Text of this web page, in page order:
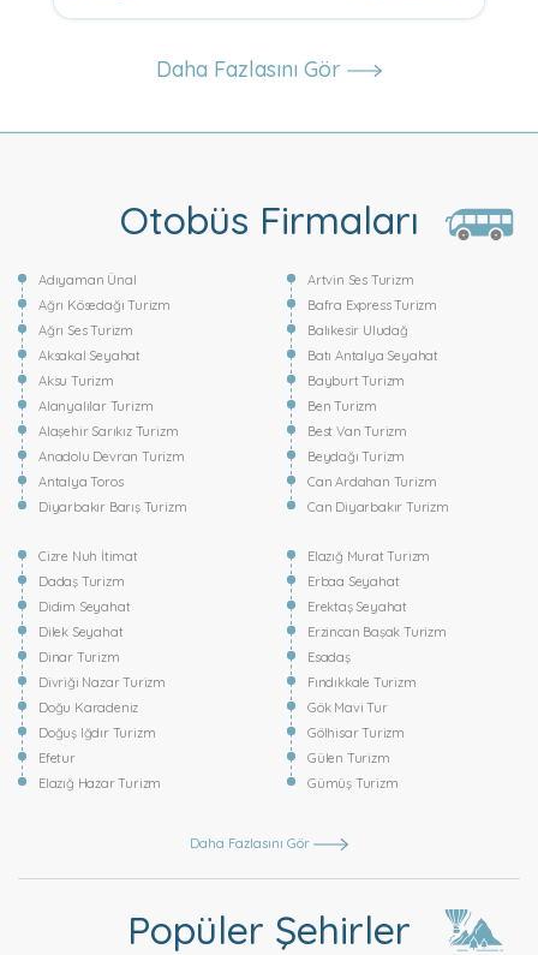
Daha Fazlasını Gör
Otobüs Firmaları
Adıyaman Ünal
Ağrı Kösedağı Turizm
Ağrı Ses Turizm
Aksakal Seyahat
Aksu Turizm
Alanyalılar Turizm
Alaşehir Sarıkız Turizm
Anadolu Devran Turizm
Antalya Toros
Diyarbakır Barış Turizm
Artvin Ses Turizm
Bafra Express Turizm
Balıkesir Uludağ
Batı Antalya Seyahat
Bayburt Turizm
Ben Turizm
Best Van Turizm
Beydağı Turizm
Can Ardahan Turizm
Can Diyarbakır Turizm
Cizre Nuh İtimat
Dadaş Turizm
Didim Seyahat
Dilek Seyahat
Dinar Turizm
Divriği Nazar Turizm
Doğu Karadeniz
Doğuş Iğdır Turizm
Efetur
Elazığ Hazar Turizm
Elazığ Murat Turizm
Erbaa Seyahat
Erektaş Seyahat
Erzincan Başak Turizm
Esadaş
Fındıkkale Turizm
Gök Mavi Tur
Gölhisar Turizm
Gülen Turizm
Gümüş Turizm
Daha Fazlasını Gör
Popüler Şehirler